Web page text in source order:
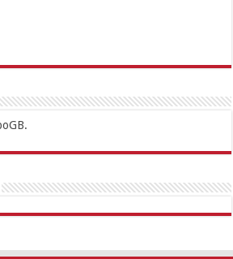
SupertotobetTipobetMatadorbetMariobet